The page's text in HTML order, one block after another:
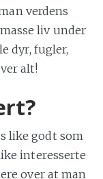
verdens
liv under
dyr, fugler,
alt!
like godt som
interesserte
over at man